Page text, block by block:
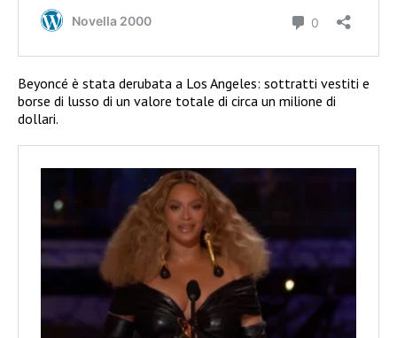
Beyoncé è stata derubata a Los Angeles: sottratti vestiti e
borse di lusso di un valore totale di circa un milione di
dollari.